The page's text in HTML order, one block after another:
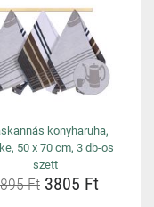
konyharuha,
50 x 70 cm, 3 db-os
szett
Ft 3805 Ft